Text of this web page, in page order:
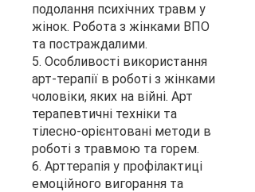
подолання психічних травм у
жінок. Робота з жінками ВПО
та постраждалими.
5. Особливості використання
арт-терапії в роботі з жінками
чоловіки, яких на війні. Арт
терапевтичні техніки та
тілесно-орієнтовані методи в
роботі з травмою та горем.
6. Арттерапія у профілактиці
емоційного вигорання та